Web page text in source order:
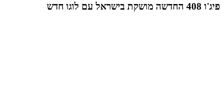
פיג'ו 408 החדשה מושקת בישראל עם לוגו חדש